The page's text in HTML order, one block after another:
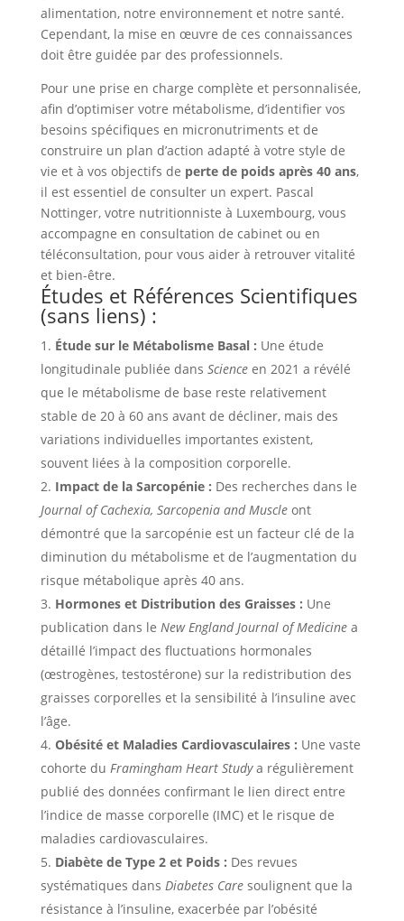
alimentation, notre environnement et notre santé.
Cependant, la mise en œuvre de ces connaissances
doit être guidée par des professionnels.
Pour une prise en charge complète et personnalisée,
afin d’optimiser votre métabolisme, d’identifier vos
besoins spécifiques en micronutriments et de
construire un plan d’action adapté à votre style de
vie et à vos objectifs de perte de poids après 40 ans,
il est essentiel de consulter un expert. Pascal
Nottinger, votre nutritionniste à Luxembourg, vous
accompagne en consultation de cabinet ou en
téléconsultation, pour vous aider à retrouver vitalité
et bien-être.
Études et Références Scientifiques
(sans liens) :
Étude sur le Métabolisme Basal : Une étude
longitudinale publiée dans Scienceen 2021 a révélé
que le métabolisme de base reste relativement
stable de 20 à 60 ans avant de décliner, mais des
variations individuelles importantes existent,
souvent liées à la composition corporelle.
Impact de la Sarcopénie : Des recherches dans le
Journal of Cachexia, Sarcopenia and Muscleont
démontré que la sarcopénie est un facteur clé de la
diminution du métabolisme et de l’augmentation du
risque métabolique après 40 ans.
Hormones et Distribution des Graisses : Une
publication dans le New England Journal of Medicinea
détaillé l’impact des fluctuations hormonales
(œstrogènes, testostérone) sur la redistribution des
graisses corporelles et la sensibilité à l’insuline avec
l’âge.
Obésité et Maladies Cardiovasculaires : Une vaste
cohorte du Framingham Heart Studya régulièrement
publié des données confirmant le lien direct entre
l’indice de masse corporelle (IMC) et le risque de
maladies cardiovasculaires.
Diabète de Type 2 et Poids : Des revues
systématiques dans Diabetes Caresoulignent que la
résistance à l’insuline, exacerbée par l’obésité